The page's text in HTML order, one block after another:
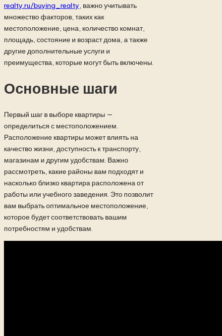
realty.ru/buying_realty, важно учитывать
множество факторов, таких как
местоположение, цена, количество комнат,
площадь, состояние и возраст дома, а также
другие дополнительные услуги и
преимущества, которые могут быть включены.
Основные шаги
Первый шаг в выборе квартиры —
определиться с местоположением.
Расположение квартиры может влиять на
качество жизни, доступность к транспорту,
магазинам и другим удобствам. Важно
рассмотреть, какие районы вам подходят и
насколько близко квартира расположена от
работы или учебного заведения. Это позволит
вам выбрать оптимальное местоположение,
которое будет соответствовать вашим
потребностям и удобствам.